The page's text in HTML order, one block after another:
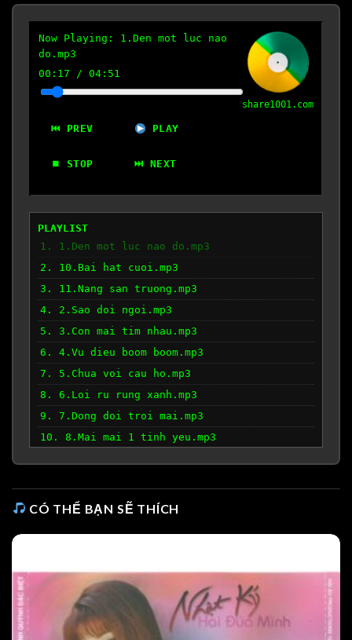
Now Playing: 1.Den mot luc nao
do.mp3
00:18 / 04:51
⏮ PREV PLAY
⏹ STOP ⏭ NEXT
share1001.com
PLAYLIST
1. 1.Den mot luc nao do.mp3
2. 10.Bai hat cuoi.mp3
3. 11.Nang san truong.mp3
4. 2.Sao doi ngoi.mp3
5. 3.Con mai tim nhau.mp3
6. 4.Vu dieu boom boom.mp3
7. 5.Chua voi cau ho.mp3
8. 6.Loi ru rung xanh.mp3
9. 7.Dong doi troi mai.mp3
10. 8.Mai mai 1 tinh yeu.mp3
CÓ THỂ BẠN SẼ THÍCH